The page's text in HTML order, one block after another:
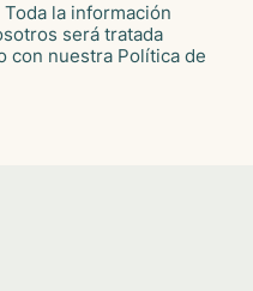
la información
será tratada
con nuestra Política de